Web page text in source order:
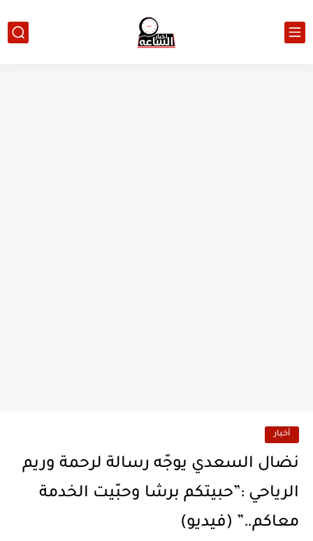
أخبار
نضال السعدي يوجّه رسالة لرحمة وريم
الرياحي :”حبيتكم برشا وحبّيت الخدمة
معاكم..” (فيديو)